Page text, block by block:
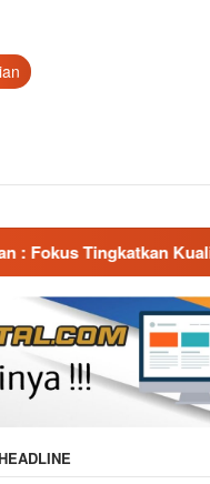
Kualitas Jurnalis.